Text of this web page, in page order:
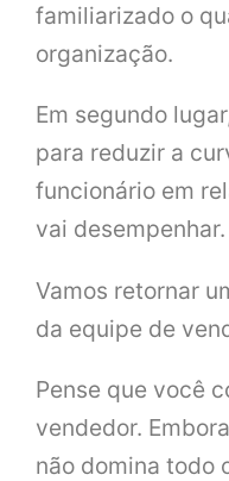
familiarizado o
organização.
Em segundo
para reduzir a
funcionário em
vai desempenhar.
Vamos retornar
da equipe de
Pense que você
vendedor.
não domina todo